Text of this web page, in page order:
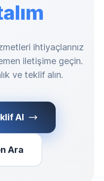
ihtiyaçlarınız
iletişime geçin.
ve teklif alın.
Al
Ara